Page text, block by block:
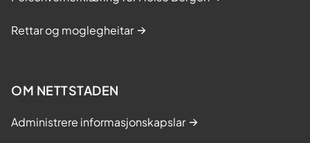
Rettar og moglegheitar
OM NETTSTADEN
Administrere informasjonskapslar